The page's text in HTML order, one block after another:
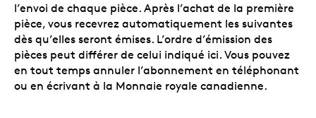
l’envoi de chaque pièce. Après l’achat de la première
pièce, vous recevrez automatiquement les suivantes
dès qu’elles seront émises. L’ordre d’émission des
pièces peut différer de celui indiqué ici. Vous pouvez
en tout temps annuler l’abonnement en téléphonant
ou en écrivant à la Monnaie royale canadienne.